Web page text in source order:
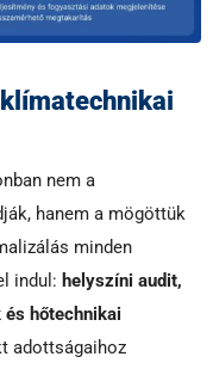
nem a
hanem a mögöttük
minden
indul: helyszíni audit,
hőtechnikai
adottságaihoz